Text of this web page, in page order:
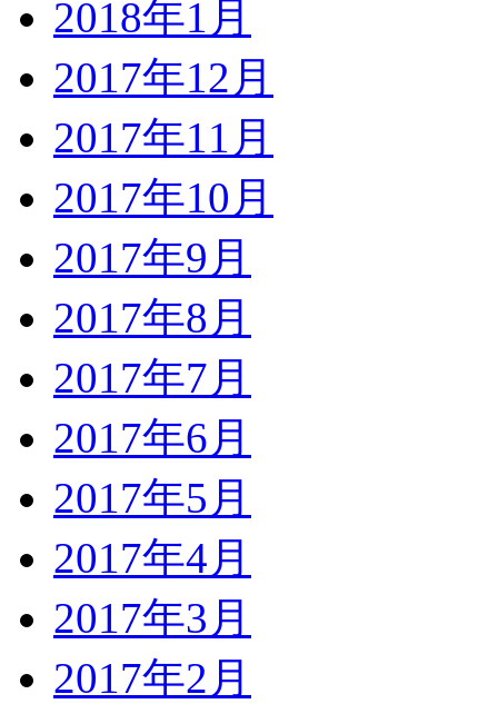
2018年1月
2017年12月
2017年11月
2017年10月
2017年9月
2017年8月
2017年7月
2017年6月
2017年5月
2017年4月
2017年3月
2017年2月